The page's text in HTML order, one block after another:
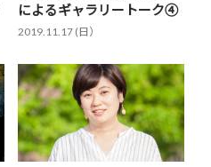
によるギャラリートーク④
2019.11.17 (日）